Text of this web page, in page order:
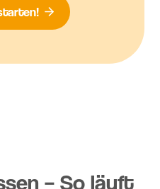
– So läuft